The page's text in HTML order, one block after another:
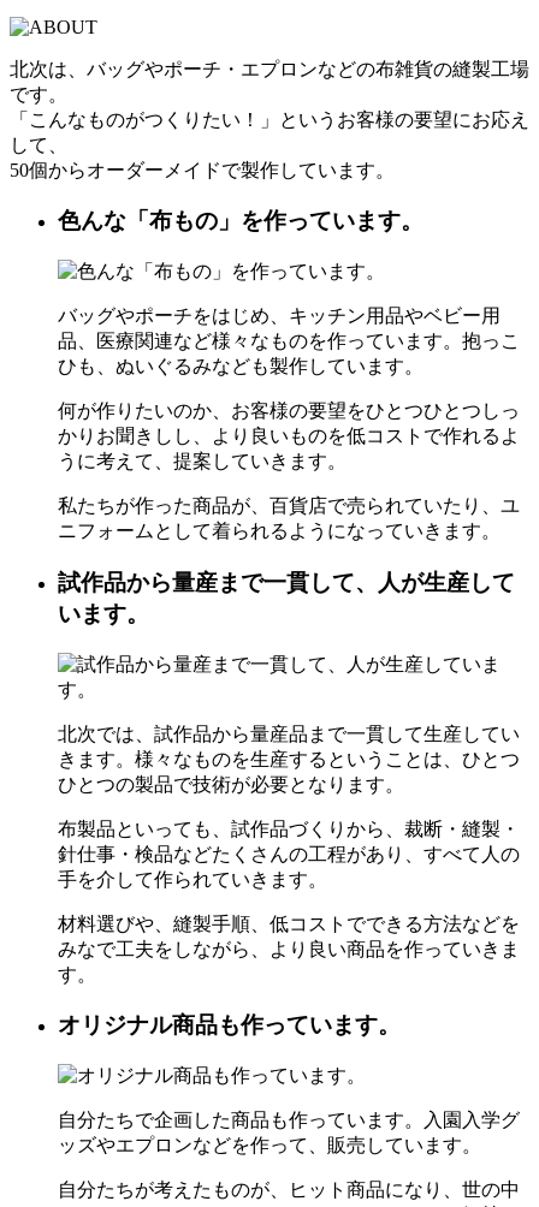
北次は、バッグやポーチ・エプロンなどの布雑貨の縫製工場
です。
「こんなものがつくりたい！」というお客様の要望にお応え
して、
50個からオーダーメイドで製作しています。
色んな「布もの」を作っています。
バッグやポーチをはじめ、キッチン用品やベビー用
品、医療関連など様々なものを作っています。抱っこ
ひも、ぬいぐるみなども製作しています。
何が作りたいのか、お客様の要望をひとつひとつしっ
かりお聞きしし、より良いものを低コストで作れるよ
うに考えて、提案していきます。
私たちが作った商品が、百貨店で売られていたり、ユ
ニフォームとして着られるようになっていきます。
試作品から量産まで一貫して、人が生産して
います。
北次では、試作品から量産品まで一貫して生産してい
きます。様々なものを生産するということは、ひとつ
ひとつの製品で技術が必要となります。
布製品といっても、試作品づくりから、裁断・縫製・
針仕事・検品などたくさんの工程があり、すべて人の
手を介して作られていきます。
材料選びや、縫製手順、低コストでできる方法などを
みなで工夫をしながら、より良い商品を作っていきま
す。
オリジナル商品も作っています。
自分たちで企画した商品も作っています。入園入学グ
ッズやエプロンなどを作って、販売しています。
自分たちが考えたものが、ヒット商品になり、世の中